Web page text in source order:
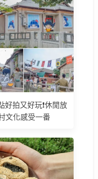
拍又好玩❗休閒放
文化感受一番